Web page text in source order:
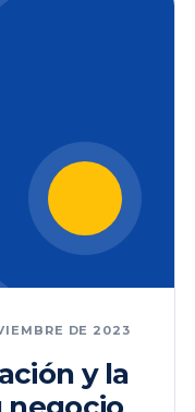
DE 2023
y la